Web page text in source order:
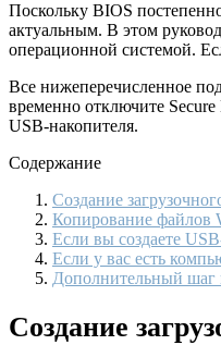
Поскольку BIOS
актуальным. В этом
операционной системой.
Все нижеперечисленное
временно отключите
USB-накопителя.
Содержание
Создание
Копирование файлов
Если вы создаете
Если у вас есть
Дополнительный шаг
Создание